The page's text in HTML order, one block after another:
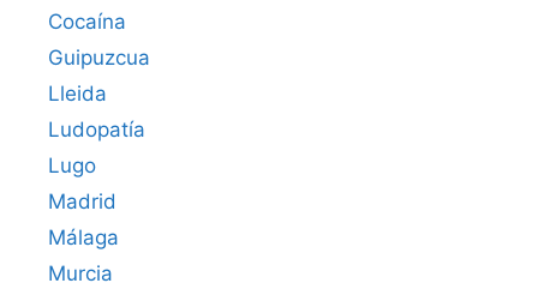
Cocaína
Guipuzcua
Lleida
Ludopatía
Lugo
Madrid
Málaga
Murcia